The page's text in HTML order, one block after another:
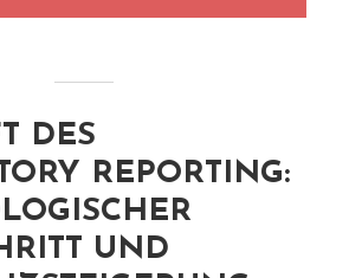
DES
REPORTING:
UND